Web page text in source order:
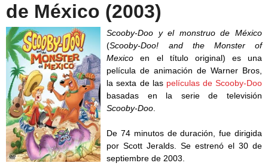
de México (2003)
Scooby-Doo y el monstruo de México
(Scooby-Doo! and the Monster of
Mexico en el título original) es una
película de animación de Warner Bros,
la sexta de las películas de Scooby-Doo
basadas en la serie de televisión
Scooby-Doo
De 74 minutos de duración, fue dirigida
por Scott Jeralds. Se estrenó el 30 de
septiembre de 2003.